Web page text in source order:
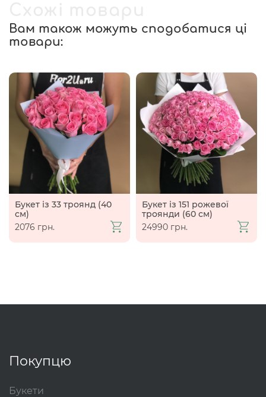
Вам також можуть сподобатися ці
товари:
Букет із 33 троянд (40
см)
2076 грн.
Букет із 151 рожевої
троянди (60 см)
24990 грн.
Покупцю
Букети